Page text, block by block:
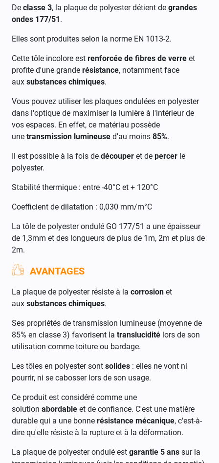
De classe 3, la plaque de polyester détient de grandes
ondes 177/51.
Elles sont produites selon la norme EN 1013-2.
Cette tôle incolore est renforcée de fibres de verre et
profite d'une grande résistance, notamment face
aux substances chimiques.
Vous pouvez utiliser les plaques ondulées en polyester
dans l'optique de maximiser la lumière à l'intérieur de
vos espaces. En effet, ce matériau possède
une transmission lumineuse d'au moins 85%.
Il est possible à la fois de découper et de percer le
polyester.
Stabilité thermique : entre -40°C et + 120°C
Coefficient de dilatation : 0,030 mm/m°C
La tôle de polyester ondulé GO 177/51 a une épaisseur
de 1,3mm et des longueurs de plus de 1m, 2m et plus de
2m.
AVANTAGES
La plaque de polyester résiste à la corrosion et
aux substances chimiques.
Ses propriétés de transmission lumineuse (moyenne de
85% en classe 3) favorisent la translucidité lors de son
utilisation comme toiture ou bardage.
Les tôles en polyester sont solides : elles ne vont ni
pourrir, ni se cabosser lors de son usage.
Ce produit est considéré comme une
solution abordable et de confiance. C'est une matière
durable qui a une bonne résistance mécanique, c'est-à-
dire qu'elle résiste à la rupture et à la déformation.
La plaque de polyester ondulé est garantie 5 ans sur la